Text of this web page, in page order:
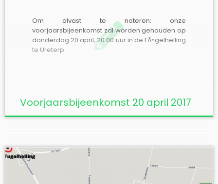
Om alvast te noteren: onze
voorjaarsbijeenkomst zal worden gehouden op
donderdag 20 april, 20.00 uur in de FÃ»gelhelling
te Ureterp.
Voorjaarsbijeenkomst 20 april 2017